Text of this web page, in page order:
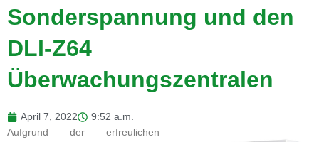
Sonderspannung und den
DLI-Z64
Überwachungszentralen
April 7, 2022
9:52 a.m.
Aufgrund der erfreulichen